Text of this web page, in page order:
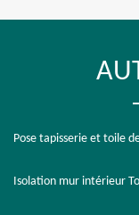
Pose tapisserie et toile
Isolation mur intérieur